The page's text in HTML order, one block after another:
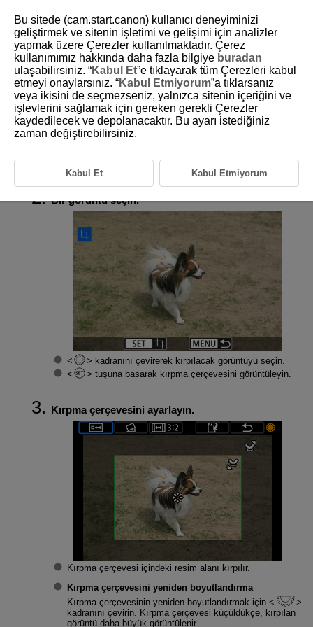
D388-163
JPEG/HEIF Resimleri Kırpma
Çektiğiniz bir JPEG veya HEIF görüntüyü kırpabilir ve ayrıca
kaydedebilirsiniz. RAW görüntüler ve 4K videolardan çıkartılan kareler
:Kesme
) seçimi yapın.
Bir görüntü seçin.
kadranını çevirerek kırpılacak görüntüyü seçin.
tuşuna basarak kırpma çerçevesini görüntüleyin.
Kırpma çerçevesini ayarlayın.
Kırpma çerçevesi içindeki resim alanı kırpılır.
Kırpma çerçevesini yeniden boyutlandırma
Kırpma çerçevesinin yeniden boyutlandırmak için
kadranını çevirin. Kırpma çerçevesi küçüldükçe, kırpılan
görüntü daha büyük görüntülenir.
Bu sitede (cam.start.canon) kullanıcı deneyiminizi
geliştirmek ve sitenin işletimi ve gelişimi için analizler
yapmak üzere Çerezler kullanılmaktadır. Çerez
kullanımımız hakkında daha fazla bilgiye buradan
ulaşabilirsiniz. “Kabul Et”e tıklayarak tüm Çerezleri kabul
etmeyi onaylarsınız. “Kabul Etmiyorum”a tıklarsanız
veya ikisini de seçmezseniz, yalnızca sitenin içeriğini ve
işlevlerini sağlamak için gereken gerekli Çerezler
kaydedilecek ve depolanacaktır. Bu ayarı istediğiniz
zaman değiştirebilirsiniz.
Kabul Et Kabul Etmiyorum